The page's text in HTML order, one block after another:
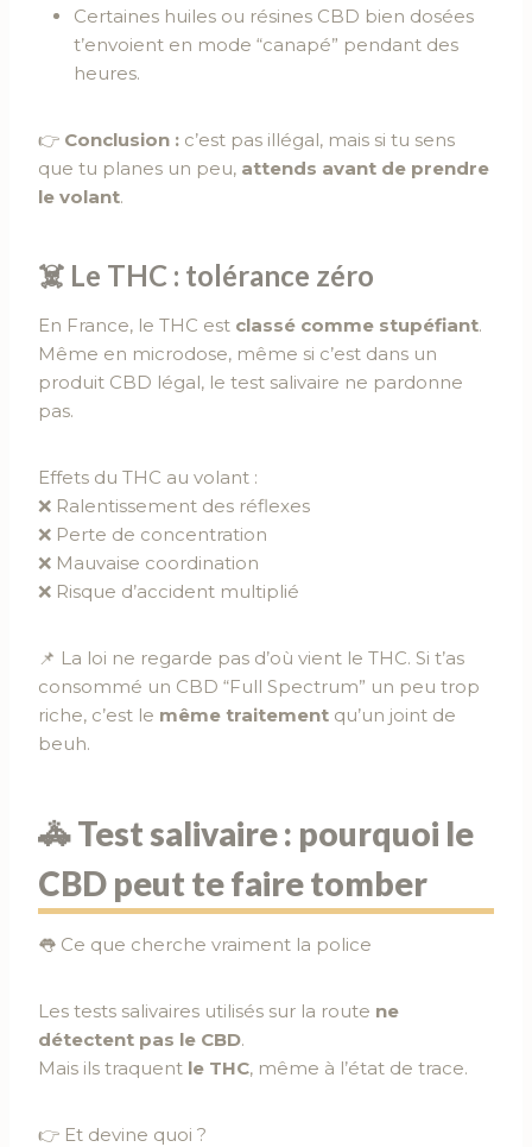
Certaines huiles ou résines CBD bien dosées
t’envoient en mode “canapé” pendant des
heures.
👉 Conclusion : c’est pas illégal, mais si tu sens
que tu planes un peu, attends avant de prendre
le volant.
☠️ Le THC : tolérance zéro
En France, le THC est classé comme stupéfiant.
Même en microdose, même si c’est dans un
produit CBD légal, le test salivaire ne pardonne
pas.
Effets du THC au volant :
❌ Ralentissement des réflexes
❌ Perte de concentration
❌ Mauvaise coordination
❌ Risque d’accident multiplié
📌 La loi ne regarde pas d’où vient le THC. Si t’as
consommé un CBD “Full Spectrum” un peu trop
riche, c’est le même traitement qu’un joint de
beuh.
🚓 Test salivaire : pourquoi le
CBD peut te faire tomber
👅 Ce que cherche vraiment la police
Les tests salivaires utilisés sur la route ne
détectent pas le CBD.
Mais ils traquent le THC, même à l’état de trace.
👉 Et devine quoi ?